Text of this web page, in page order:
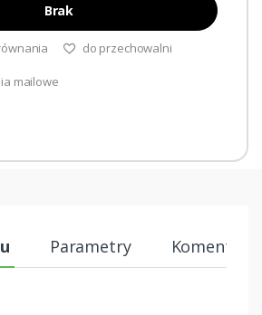
Brak
do przechowalni
mailowe
Parametry